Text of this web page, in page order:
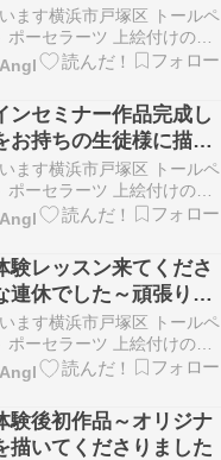
ます横浜市戸塚区 トールペ
ーセラーツ 上絵付けのお
すStrawberry Angel 松本
徒様に寄り添いながら想い
おてつだいを心がけてレッ
日（火曜日水…
ンセミナー作品完成し
持ちの生徒様に描い
ます横浜市戸塚区 トールペ
ーセラーツ 上絵付けのお
すStrawberry Angel 松本
徒様に寄り添いながら想い
おてつだいを心がけてレッ
日（火曜日水…
験レッスン来てくださ
休でした～頑張りま
ます横浜市戸塚区 トールペ
ーセラーツ 上絵付けのお
すStrawberry Angel 松本
徒様に寄り添いながら想い
おてつだいを心がけてレッ
日（火曜日水…
験後初作品～オリジナ
描いてくださりました